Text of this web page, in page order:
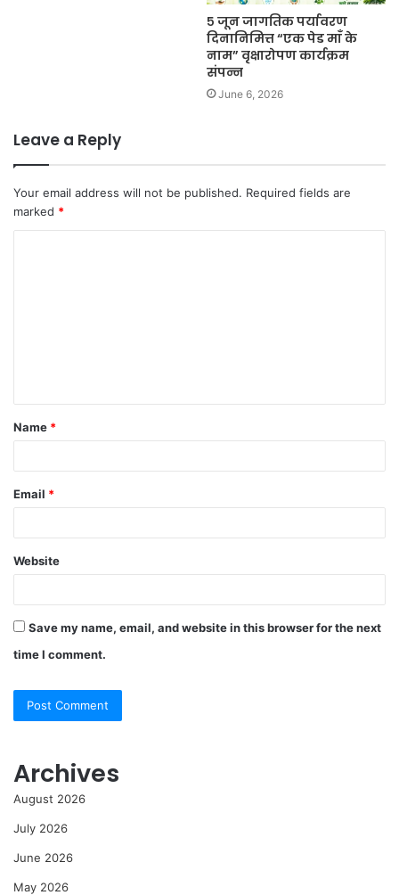
५ जून जागतिक पर्यावरण
दिनानिमित्त “एक पेड माँ के
नाम” वृक्षारोपण कार्यक्रम
संपन्न
June 6, 2026
Leave a Reply
Your email address will not be published. Required fields are
marked *
t
*
Name *
Email *
Website
Save my name, email, and website in this browser for the next
time I comment.
Archives
August 2026
July 2026
June 2026
May 2026